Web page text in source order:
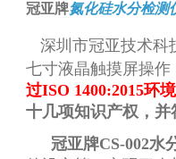
冠亚牌氮化硅水分检测
深圳市冠亚技术科
七寸液晶触摸屏操
过ISO 1400:2015环
十几项知识产权 ，
冠亚牌CS-002水